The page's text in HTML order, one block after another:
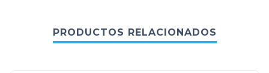
PRODUCTOS RELACIONADOS